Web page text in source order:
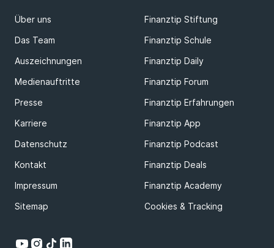
Über uns
Finanztip Stiftung
Das Team
Finanztip Schule
Auszeichnungen
Finanztip Daily
Medienauftritte
Finanztip Forum
Presse
Finanztip Erfahrungen
Karriere
Finanztip App
Datenschutz
Finanztip Podcast
Kontakt
Finanztip Deals
Impressum
Finanztip Academy
Sitemap
Cookies & Tracking